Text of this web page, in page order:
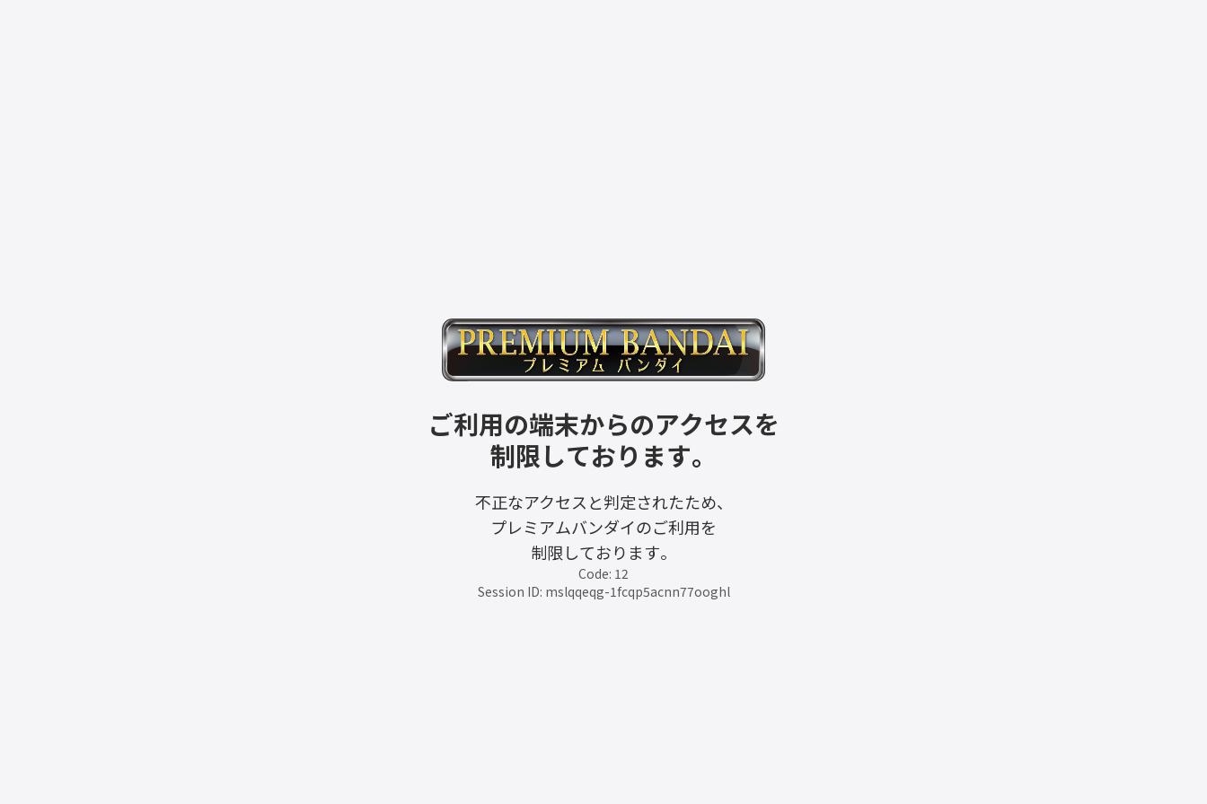
ご利用の端末からのアクセスを
制限しております。
不正なアクセスと判定されたため、
プレミアムバンダイのご利用を
制限しております。
Code: 12
Session ID: mslqqeqg-1fcqp5acnn77ooghl